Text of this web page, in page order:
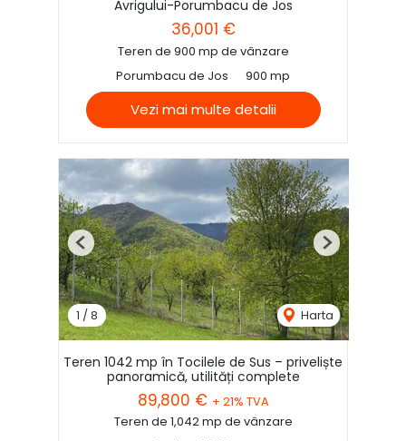
Avrigului-Porumbacu de Jos
36,001 €
Teren de 900 mp de vânzare
Porumbacu de Jos
900 mp
Vezi mai multe detalii
1 /8 Harta
Previous Next
Teren 1042 mp în Tocilele de Sus – priveliște
panoramică, utilități complete
89,800 € + 21% TVA
Teren de 1,042 mp de vânzare